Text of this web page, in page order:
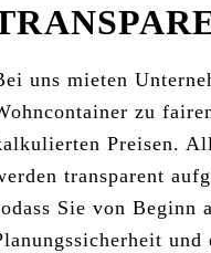
uns mieten
zu
Preisen.
transparent
Sie von Beginn
und